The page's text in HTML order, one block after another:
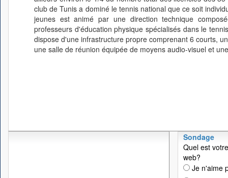
club de Tunis a dominé le tennis national que ce soit
jeunes est animé par une direction technique
professeurs d'éducation physique spécialisés dans le
dispose d'une infrastructure propre comprenant 6 courts,
une salle de réunion équipée de moyens audio-visuel et
Sondage
Quel est
web?
Je n'aime